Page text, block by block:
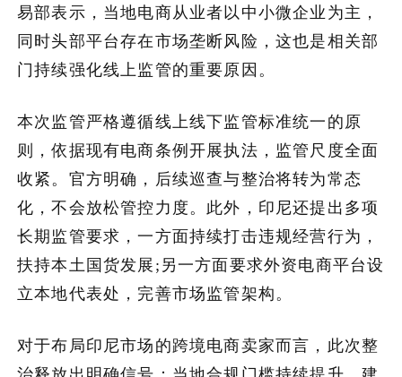
易部表示，当地电商从业者以中小微企业为主，
同时头部平台存在市场垄断风险，这也是相关部
门持续强化线上监管的重要原因。
本次监管严格遵循线上线下监管标准统一的原
则，依据现有电商条例开展执法，监管尺度全面
收紧。官方明确，后续巡查与整治将转为常态
化，不会放松管控力度。此外，印尼还提出多项
长期监管要求，一方面持续打击违规经营行为，
扶持本土国货发展;另一方面要求外资电商平台设
立本地代表处，完善市场监管架构。
对于布局印尼市场的跨境电商卖家而言，此次整